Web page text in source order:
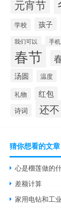
元宵节
学校 孩子
我们可以 手机
春节
汤圆 温度
礼物 红包
诗词 还不
猜你想看的文章
心是榴莲做的
差额计算
家用电钻和工